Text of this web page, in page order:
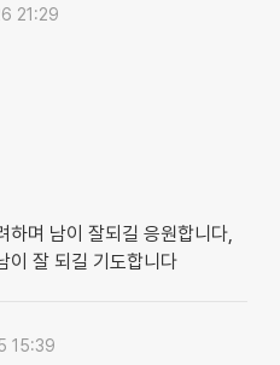
21:29
하며 남이 잘되길 응원합니다,
이 잘 되길 기도합니다
15:39